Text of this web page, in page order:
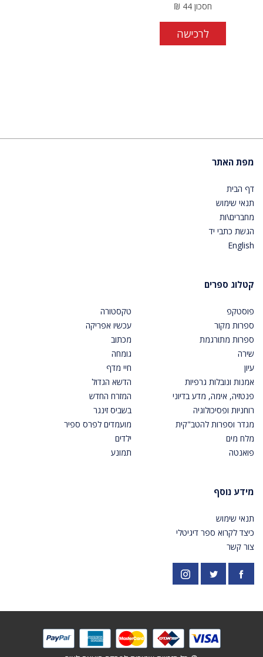
חסכון 44
₪
לרכישה
מפת האתר
דף הבית
תנאי שימוש
מחברים\ות
הגשת כתבי יד
English
קטלוג ספרים
פוסטקפ
ספרות מקור
ספרות מתורגמת
שירה
עיון
אמנות ונובלות גרפיות
פנטזיה, אימה, מדע בדיוני
רוחניות ופסיכולוגיה
מגדר וספרות להטב"קית
מלח מים
פואנטה
טקסטורה
עכשיו אפריקה
מכתוב
גומחה
חיי מדף
הדשא הגדול
המזרח החדש
בשביס זינגר
מועמדים לפרס ספיר
ילדים
תמונע
מידע נוסף
תנאי שימוש
כיצד לקרוא ספר דיגיטלי
צור קשר
פייסבוק https://twitter.com/PardesPublish
אינסטגרם